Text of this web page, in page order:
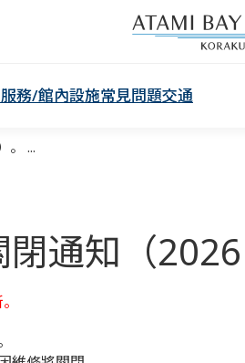
服務/館內設施常見問題交通
。 ...
通知（2026